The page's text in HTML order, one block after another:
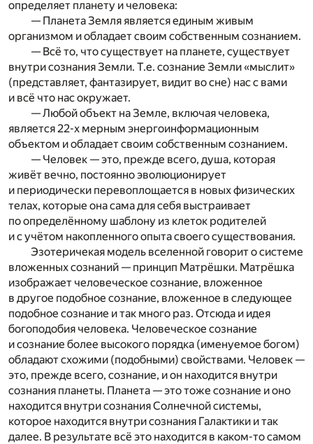
определяет планету и человека:
— Планета Земля является единым живым
организмом и обладает своим собственным сознанием.
— Всё то, что существует на планете, существует
внутри сознания Земли. Т.е. сознание Земли «мыслит»
(представляет, фантазирует, видит во сне) нас с вами
и всё что нас окружает.
— Любой объект на Земле, включая человека,
является 22-х мерным энергоинформационным
объектом и обладает своим собственным сознанием.
— Человек — это, прежде всего, душа, которая
живёт вечно, постоянно эволюционирует
и периодически перевоплощается в новых физических
телах, которые она сама для себя выстраивает
по определённому шаблону из клеток родителей
и с учётом накопленного опыта своего существования.
Эзотеричекая модель вселенной говорит о системе
вложенных сознаний — принцип Матрёшки. Матрёшка
изображает человеческое сознание, вложенное
в другое подобное сознание, вложенное в следующее
подобное сознание и так много раз. Отсюда и идея
богоподобия человека. Человеческое сознание
и сознание более высокого порядка (именуемое богом)
обладают схожими (подобными) свойствами. Человек —
это, прежде всего, сознание, и он находится внутри
сознания планеты. Планета — это тоже сознание и оно
находится внутри сознания Солнечной системы,
которое находится внутри сознания Галактики и так
далее. В результате всё это находится в каком-то самом